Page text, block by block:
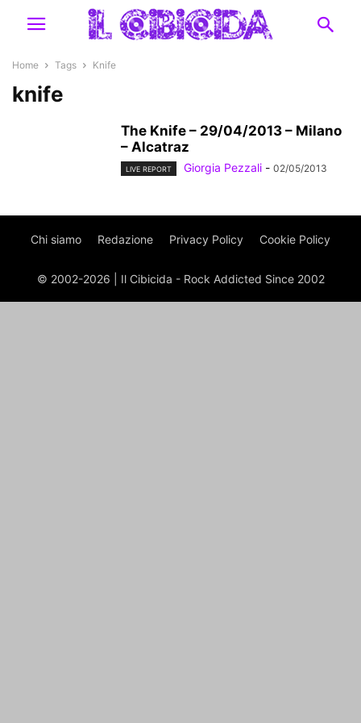
Home Tags Knife
knife
The Knife – 29/04/2013 – Milano
– Alcatraz
LIVE REPORT Giorgia Pezzali - 02/05/2013
Chi siamo Redazione Privacy Policy Cookie Policy
© 2002-2026 | Il Cibicida - Rock Addicted Since 2002